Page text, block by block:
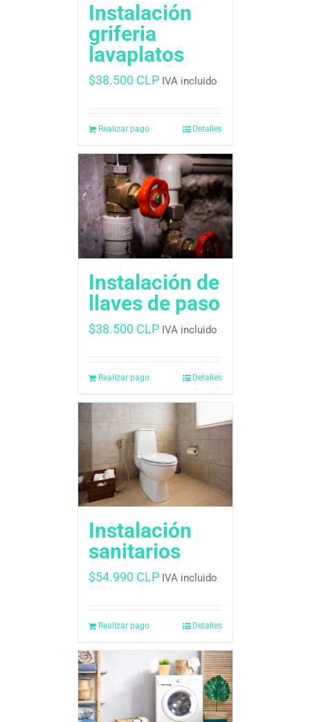
Instalación
griferia
lavaplatos
$38.500 CLP IVA incluido
Realizar pago Detalles
Instalación de
llaves de paso
$38.500 CLP IVA incluido
Realizar pago Detalles
Instalación
sanitarios
$54.990 CLP IVA incluido
Realizar pago Detalles